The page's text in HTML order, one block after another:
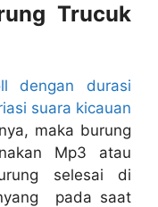
Trucuk
dengan durasi
suara kicauan
maka burung
Mp3 atau
selesai di
pada saat